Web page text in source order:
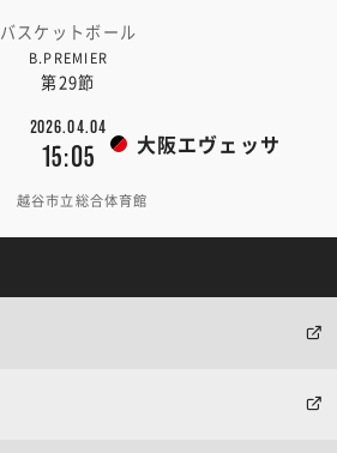
バスケットボール
B.PREMIER
第29節
2026.04.04
15:05 大阪エヴェッサ
越谷市立総合体育館